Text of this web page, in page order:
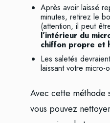
Après avoir laissé
minutes, retirez le
(attention, il peut
l’intérieur du
chiffon propre et
Les saletés
laissant votre
Avec cette méthode
vous pouvez